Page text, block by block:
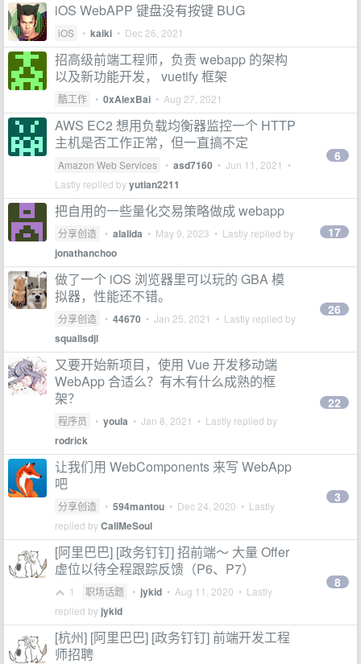
iOS WebAPP 键盘没有按键 BUG
iOS • kaiki • Dec 26, 2021
招高级前端工程师，负责 webapp 的架构
以及新功能开发， vuetify 框架
酷工作 • 0xAlexBai • Aug 27, 2021
AWS EC2 想用负载均衡器监控一个 HTTP
主机是否工作正常，但一直搞不定
Amazon Web Services • asd7160 • Jun 11, 2021 •
Lastly replied byyutian2211
6
把自用的一些量化交易策略做成 webapp
分享创造 • alalida • May 9, 2023 • Lastly replied by
jonathanchoo
17
做了一个 iOS 浏览器里可以玩的 GBA 模
拟器，性能还不错。
分享创造 • 44670 • Jan 25, 2021 • Lastly replied by
squallsdjl
26
又要开始新项目，使用 Vue 开发移动端
WebApp 合适么？有木有什么成熟的框
架？
程序员 • youla • Jan 8, 2021 • Lastly replied by
rodrick
22
让我们用 WebComponents 来写 WebApp
吧
分享创造 • 594mantou • Dec 24, 2020 • Lastly
replied byCallMeSoul
3
[阿里巴巴] [政务钉钉] 招前端～ 大量 Offer
虚位以待全程跟踪反馈（P6、P7）
1 职场话题 • jykid • Aug 11, 2020 • Lastly
replied by jykid
8
[杭州] [阿里巴巴] [政务钉钉] 前端开发工程
师招聘